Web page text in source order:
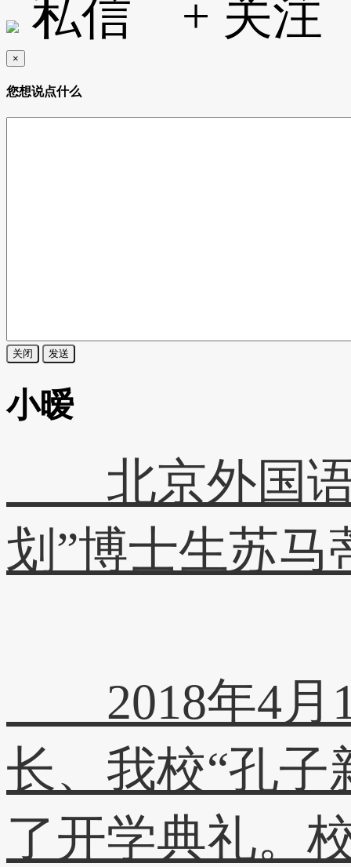
私信 + 关注
×
您想说点什么
关闭 发送
小暧
北京外国语
划”博士生苏
2018年4月
长、我校“孔子
了开学典礼。